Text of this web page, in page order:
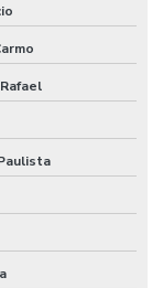
Minas Gerais